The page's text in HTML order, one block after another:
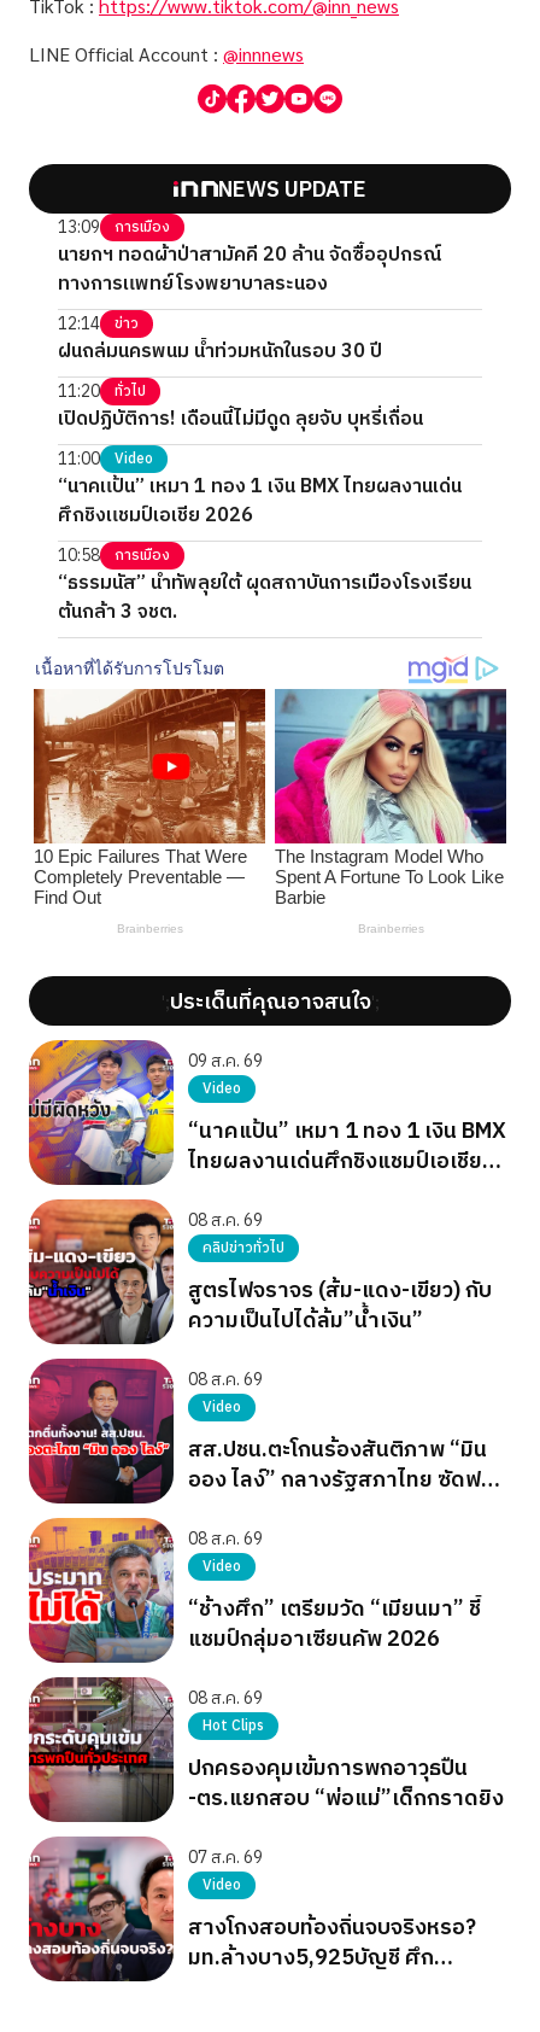
TikTok : https://www.tiktok.com/@inn_news
LINE Official Account : @innnews
NEWS UPDATE
13:09 การเมือง
นายกฯ ทอดผ้าป่าสามัคคี 20 ล้าน จัดซื้ออุปกรณ์
ทางการแพทย์โรงพยาบาลระนอง
12:14 ข่าว
ฝนถล่มนครพนม น้ำท่วมหนักในรอบ 30 ปี
11:20 ทั่วไป
เปิดปฏิบัติการ! เดือนนี้ไม่มีดูด ลุยจับ บุหรี่เถื่อน
11:00 Video
“นาคแป้น” เหมา 1 ทอง 1 เงิน BMX ไทยผลงานเด่น
ศึกชิงแชมป์เอเชีย 2026
10:58 การเมือง
“ธรรมนัส” นำทัพลุยใต้ ผุดสถาบันการเมืองโรงเรียน
ต้นกล้า 3 จชต.
';ประเด็นที่คุณอาจสนใจ';
09 ส.ค. 69
Video
“นาคแป้น” เหมา 1 ทอง 1 เงิน BMX
ไทยผลงานเด่นศึกชิงแชมป์เอเชีย
08 ส.ค. 69
คลิปข่าวทั่วไป
สูตรไฟจราจร (ส้ม-แดง-เขียว) กับ
ความเป็นไปได้ล้ม”น้ำเงิน”
08 ส.ค. 69
Video
สส.ปชน.ตะโกนร้องสันติภาพ “มิน
ออง ไลง์” กลางรัฐสภาไทย ซัดฟอก
08 ส.ค. 69
Video
“ช้างศึก” เตรียมวัด “เมียนมา” ชี้
แชมป์กลุ่มอาเซียนคัพ 2026
08 ส.ค. 69
Hot Clips
ปกครองคุมเข้มการพกอาวุธปืน
-ตร.แยกสอบ “พ่อแม่”เด็กกราดยิง
07 ส.ค. 69
Video
สางโกงสอบท้องถิ่นจบจริงหรอ?
มท.ล้างบาง5,925บัญชี ศึก